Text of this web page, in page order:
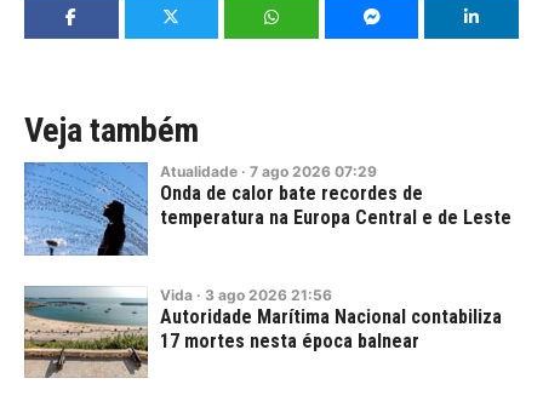
Veja também
Atualidade · 7 ago 2026 07:29
Onda de calor bate recordes de
temperatura na Europa Central e de Leste
Vida · 3 ago 2026 21:56
Autoridade Marítima Nacional contabiliza
17 mortes nesta época balnear